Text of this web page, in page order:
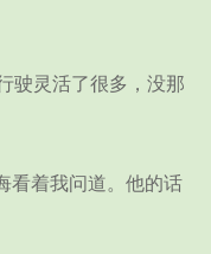
灵活了很多，没那
着我问道。他的话